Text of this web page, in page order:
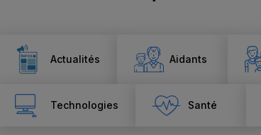
Actualités Aidants
Technologies Santé